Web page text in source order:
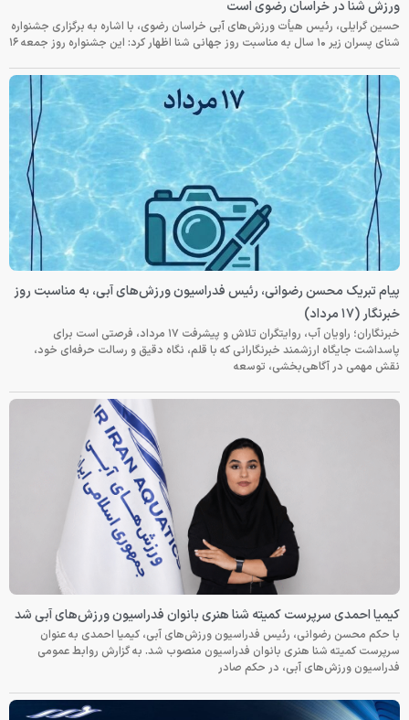
ورزش شنا در خراسان رضوی است
حسین گرایلی، رئیس هیأت ورزش‌های آبی خراسان رضوی، با اشاره به برگزاری جشنواره
شنای پسران زیر ۱۰ سال به مناسبت روز جهانی شنا اظهار کرد: این جشنواره روز جمعه‌ ۱۶
پیام تبریک محسن رضوانی، رئیس فدراسیون ورزش‌های آبی، به مناسبت روز
خبرنگار (۱۷ مرداد)
خبرنگاران؛ راویان آب، روایتگران تلاش و پیشرفت ۱۷ مرداد، فرصتی است برای
پاسداشت جایگاه ارزشمند خبرنگارانی که با قلم، نگاه دقیق و رسالت حرفه‌ای خود،
نقش مهمی در آگاهی‌بخشی، توسعه
کیمیا احمدی سرپرست کمیته شنا هنری بانوان فدراسیون ورزش‌های آبی شد
با حکم محسن رضوانی، رئیس فدراسیون ورزش‌های آبی، کیمیا احمدی به عنوان
سرپرست کمیته شنا هنری بانوان فدراسیون منصوب شد. به گزارش روابط عمومی
فدراسیون ورزش‌های آبی، در حکم صادر